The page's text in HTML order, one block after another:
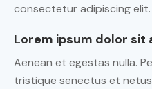
consectetur adipiscing elit.
Lorem ipsum dolor sit
Aenean et egestas nulla.
tristique senectus et